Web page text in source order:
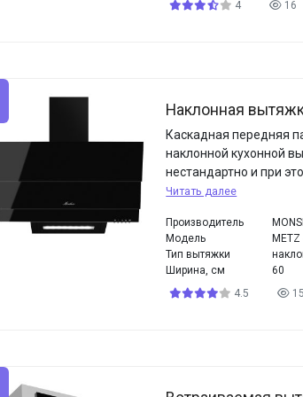
4
16
Наклонная
Каскадная передняя
наклонной кухонной
нестандартно и при
Читать далее
Производитель
Модель
Тип вытяжки
Ширина, см
60
4.5
15